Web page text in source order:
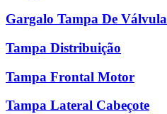
Gargalo Tampa De Válvula
Tampa Distribuição
Tampa Frontal Motor
Tampa Lateral Cabeçote